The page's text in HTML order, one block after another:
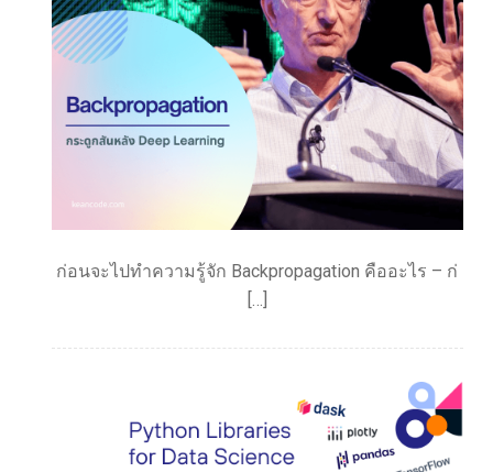
ก่อนจะไปทำความรู้จัก Backpropagation คืออะไร – ก่
[…]